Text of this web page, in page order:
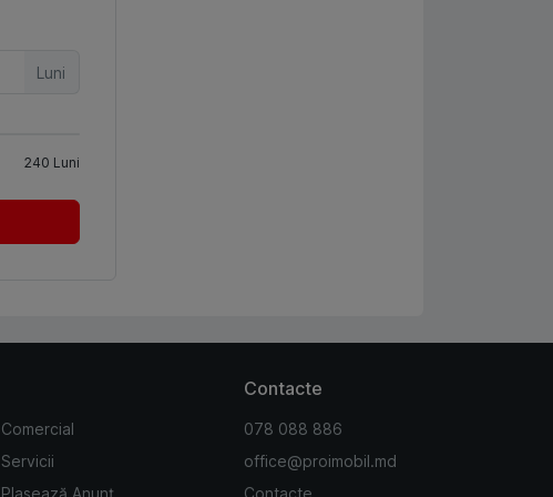
Luni
240 Luni
Comercial
Servicii
Contacte
078 088 886
office@proimobil.md